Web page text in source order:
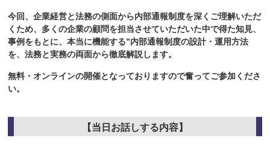
今回、企業経営と法務の側面から内部通報制度を深くご理解いただ
くため、多くの企業の顧問を担当させていただいた中で得た知見、
事例をもとに、本当に機能する”内部通報制度の設計・運用方法
を、法務と実務の両面から徹底解説します。
無料・オンラインの開催となっておりますので奮ってご参加くださ
い。
【当日お話しする内容】